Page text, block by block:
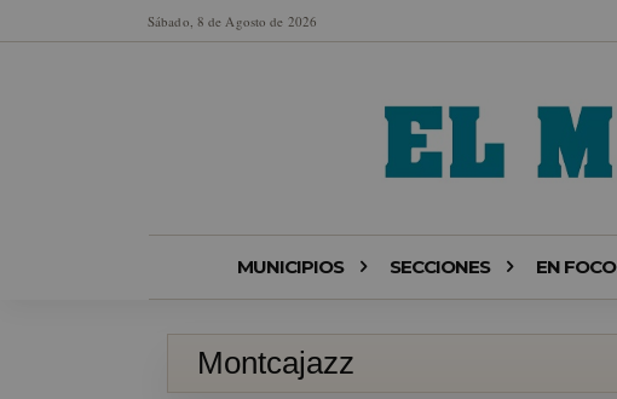
Sábado, 8 de Agosto de 2026
MUNICIPIOS SECCIONES EN FOCO
Montcajazz